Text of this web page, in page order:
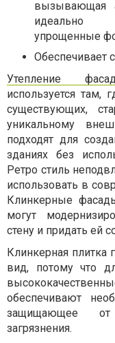
вызывающая
идеально
упрощенные
Обеспечивает
Утепление
используется
существующих,
уникальному
подходят для
зданиях без
Ретро стиль
использовать в
Клинкерные
могут
стену и придать ей
Клинкерная плитка
вид, потому что
обеспечивают
защищающее от
загрязнения.